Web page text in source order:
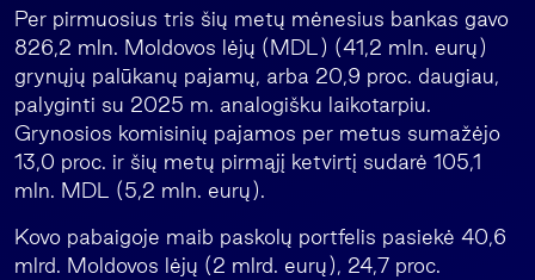
Per pirmuosius tris šių metų mėnesius bankas gavo
826,2 mln. Moldovos lėjų (MDL) (41,2 mln. eurų)
grynųjų palūkanų pajamų, arba 20,9 proc. daugiau,
palyginti su 2025 m. analogišku laikotarpiu.
Grynosios komisinių pajamos per metus sumažėjo
13,0 proc. ir šių metų pirmąjį ketvirtį sudarė 105,1
mln. MDL (5,2 mln. eurų).
Kovo pabaigoje maib paskolų portfelis pasiekė 40,6
mlrd. Moldovos lėjų (2 mlrd. eurų), 24,7 proc.